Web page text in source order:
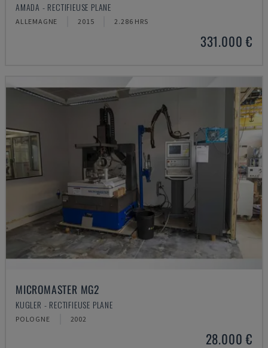
AMADA - RECTIFIEUSE PLANE
ALLEMAGNE 2015 2.286 HRS
331.000 €
MICROMASTER MG2
KUGLER - RECTIFIEUSE PLANE
POLOGNE 2002
28.000 €